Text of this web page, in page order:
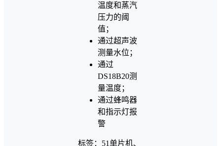
温度和蒸汽
压力的阈
值；
通过超声波
测量水位；
通过
DS18B20测
量温度；
通过蜂鸣器
和指示灯报
警
标签：51单片机、